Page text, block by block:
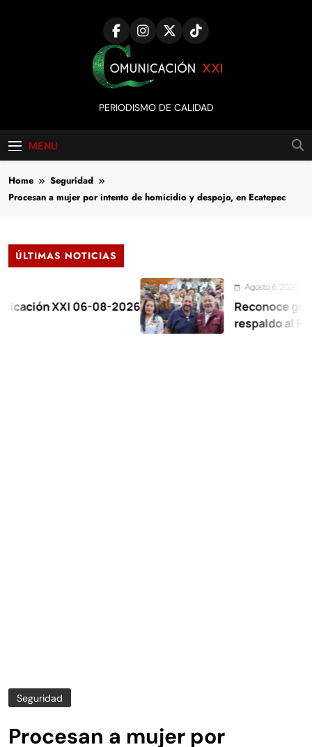
Comunicación
XXI
PERIODISMO DE CALIDAD
MENU
Home
Seguridad
Procesan a mujer por intento de homicidio y despojo, en Ecatepec
ÚLTIMAS NOTICIAS
XXI 06-08-2026
Agosto 6, 2026
Reconoce
respaldo al Plan de
Seguridad
Procesan a mujer por